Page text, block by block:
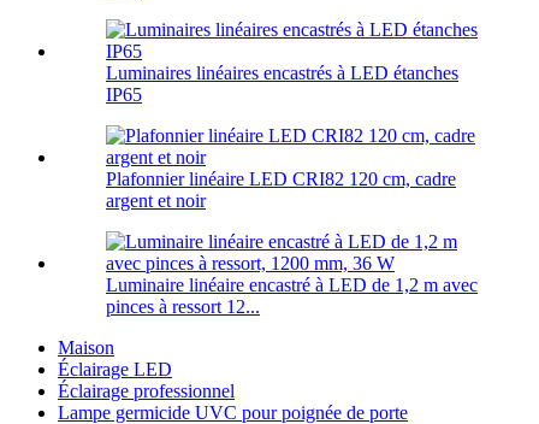
Luminaires linéaires encastrés à LED étanches
IP65
Plafonnier linéaire LED CRI82 120 cm, cadre
argent et noir
Luminaire linéaire encastré à LED de 1,2 m avec
pinces à ressort 12...
Maison
Éclairage LED
Éclairage professionnel
Lampe germicide UVC pour poignée de porte